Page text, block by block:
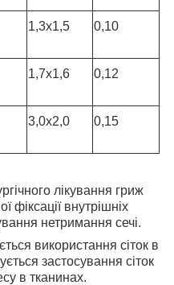
1,3х1,5 0,10
1,7х1,6 0,12
3,0х2,0 0,15
лікування гриж
фіксації внутрішніх
нетримання сечі.
використання сіток в
застосування сіток
в тканинах.